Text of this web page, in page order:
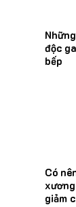
độc
bếp
Có
giảm